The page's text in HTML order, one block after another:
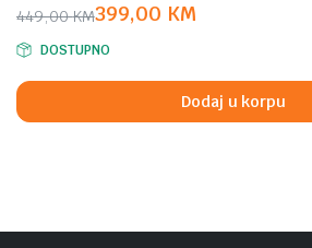
449,00KM
Original
price
was:
449,00 KM.
399,00 KM
Current
price
is:
399,00 KM.
DOSTUPNO
Dodaj u korpu